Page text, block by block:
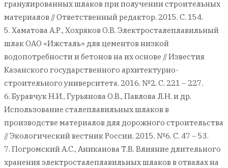
гранулированных шлаков при получении строительных
материалов // Ответственный редактор. 2015. С. 154.
5. Хаматова А.Р., Хохряков О.В. Электросталеплавильный
шлак ОАО «Ижсталь» для цементов низкой
водопотребности и бетонов на их основе // Известия
Казанского государственного архитектурно-
строительного университета. 2016. №2. С. 221 – 227.
6. Буравчук Н.И., Гурьянова О.В., Павлова Л.Н. и др.
Использование сталеплавильных шлаков в
производстве материалов для дорожного строительства
// Экологический вестник России. 2015. №6. С. 47 – 53.
7. Погромский А.С., Аниканова Т.В. Влияние длительного
хранения электросталеплавильных шлаков в отвалах на